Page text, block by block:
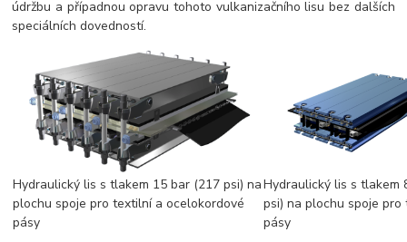
údržbu a případnou opravu tohoto vulkanizačního lisu bez dalších
speciálních dovedností.
Hydraulický lis s tlakem 15 bar (217 psi) na
plochu spoje pro textilní a ocelokordové
pásy
Hydraulický lis s tlakem
psi) na plochu spoje pro
pásy